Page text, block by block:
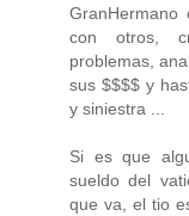
con otros,
problemas,
sus $$$$ y
y siniestra ...
Si es que
sueldo del
que va, el tio